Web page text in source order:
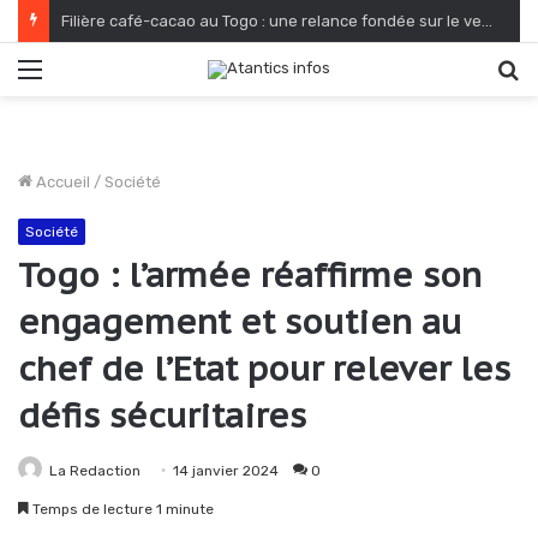
Filière café-cacao au Togo : une relance fondée sur le verdissement et la qualité
Accueil / Société
Société
Togo : l’armée réaffirme son
engagement et soutien au
chef de l’Etat pour relever les
défis sécuritaires
La Redaction 14 janvier 2024 0
Temps de lecture 1 minute